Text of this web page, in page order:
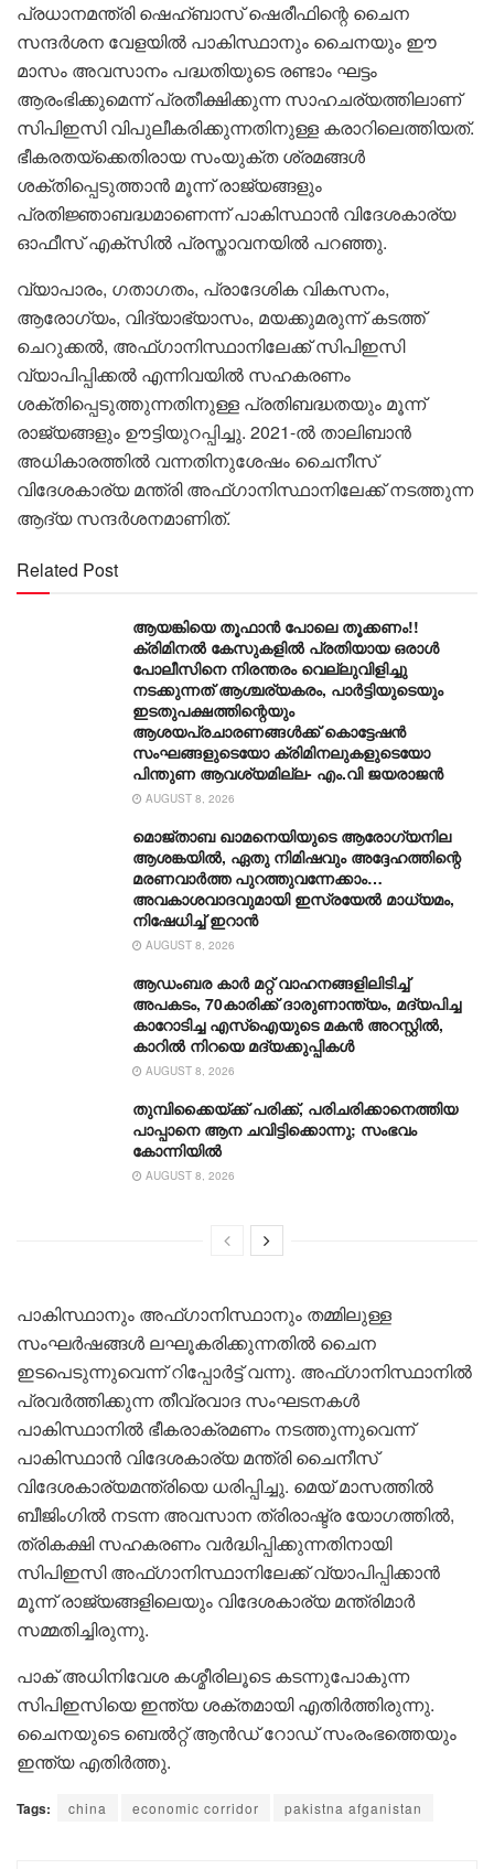
പ്രധാനമന്ത്രി ഷെഹ്ബാസ് ഷെരീഫിന്റെ ചൈന
സന്ദർശന വേളയിൽ പാകിസ്ഥാനും ചൈനയും ഈ
മാസം അവസാനം പദ്ധതിയുടെ രണ്ടാം ഘട്ടം
ആരംഭിക്കുമെന്ന് പ്രതീക്ഷിക്കുന്ന സാഹചര്യത്തിലാണ്
സിപിഇസി വിപുലീകരിക്കുന്നതിനുള്ള കരാറിലെത്തിയത്.
ഭീകരതയ്‌ക്കെതിരായ സംയുക്ത ശ്രമങ്ങൾ
ശക്തിപ്പെടുത്താൻ മൂന്ന് രാജ്യങ്ങളും
പ്രതിജ്ഞാബദ്ധമാണെന്ന് പാകിസ്ഥാൻ വിദേശകാര്യ
ഓഫീസ് എക്‌സിൽ പ്രസ്താവനയിൽ പറഞ്ഞു.
വ്യാപാരം, ഗതാഗതം, പ്രാദേശിക വികസനം,
ആരോഗ്യം, വിദ്യാഭ്യാസം, മയക്കുമരുന്ന് കടത്ത്
ചെറുക്കൽ, അഫ്ഗാനിസ്ഥാനിലേക്ക് സിപിഇസി
വ്യാപിപ്പിക്കൽ എന്നിവയിൽ സഹകരണം
ശക്തിപ്പെടുത്തുന്നതിനുള്ള പ്രതിബദ്ധതയും മൂന്ന്
രാജ്യങ്ങളും ഊട്ടിയുറപ്പിച്ചു. 2021-ൽ താലിബാൻ
അധികാരത്തിൽ വന്നതിനുശേഷം ചൈനീസ്
വിദേശകാര്യ മന്ത്രി അഫ്ഗാനിസ്ഥാനിലേക്ക് നടത്തുന്ന
ആദ്യ സന്ദർശനമാണിത്.
Related Post
ആയങ്കിയെ തൂഫാൻ പോലെ തൂക്കണം!!
ക്രിമിനൽ കേസുകളിൽ പ്രതിയായ ഒരാൾ
പോലീസിനെ നിരന്തരം വെല്ലുവിളിച്ചു
നടക്കുന്നത് ആശ്ചര്യകരം, പാർട്ടിയുടെയും
ഇടതുപക്ഷത്തിന്റെയും
ആശയപ്രചാരണങ്ങൾക്ക് കൊട്ടേഷൻ
സംഘങ്ങളുടെയോ ക്രിമിനലുകളുടെയോ
പിന്തുണ ആവശ്യമില്ല- എം.വി ജയരാജൻ
AUGUST 8, 2026
മൊജ്താബ ഖാമനെയിയുടെ ആരോ​ഗ്യനില
ആശങ്കയിൽ, ഏതു നിമിഷവും അദ്ദേഹത്തിന്റെ
മരണവാർത്ത പുറത്തുവന്നേക്കാം…
അവകാശവാദവുമായി ഇസ്രയേൽ മാധ്യമം,
നിഷേധിച്ച് ഇറാൻ
AUGUST 8, 2026
ആഡംബര കാര്‍ മറ്റ് വാഹനങ്ങളിലിടിച്ച്
അപകടം, 70കാരിക്ക് ദാരുണാന്ത്യം, മദ്യപിച്ച
കാറോടിച്ച എസ്ഐയുടെ മകന്‍ അറസ്റ്റില്‍,
കാറില്‍ നിറയെ മദ്യക്കുപ്പികള്‍
AUGUST 8, 2026
തുമ്പിക്കൈയ്ക്ക് പരിക്ക്, പരിചരിക്കാനെത്തിയ
പാപ്പാനെ ആന ചവിട്ടിക്കൊന്നു; സംഭവം
കോന്നിയിൽ
AUGUST 8, 2026
പാകിസ്ഥാനും അഫ്ഗാനിസ്ഥാനും തമ്മിലുള്ള
സംഘർഷങ്ങൾ ലഘൂകരിക്കുന്നതിൽ ചൈന
ഇടപെടുന്നുവെന്ന് റിപ്പോർട്ട് വന്നു. അഫ്ഗാനിസ്ഥാനിൽ
പ്രവർത്തിക്കുന്ന തീവ്രവാദ സംഘടനകൾ
പാകിസ്ഥാനിൽ ഭീകരാക്രമണം നടത്തുന്നുവെന്ന്
പാകിസ്ഥാൻ വിദേശകാര്യ മന്ത്രി ചൈനീസ്
വിദേശകാര്യമന്ത്രിയെ ധരിപ്പിച്ചു. മെയ് മാസത്തിൽ
ബീജിംഗിൽ നടന്ന അവസാന ത്രിരാഷ്ട്ര യോഗത്തിൽ,
ത്രികക്ഷി സഹകരണം വർദ്ധിപ്പിക്കുന്നതിനായി
സിപിഇസി അഫ്ഗാനിസ്ഥാനിലേക്ക് വ്യാപിപ്പിക്കാൻ
മൂന്ന് രാജ്യങ്ങളിലെയും വിദേശകാര്യ മന്ത്രിമാർ
സമ്മതിച്ചിരുന്നു.
പാക് അധിനിവേശ കശ്മീരിലൂടെ കടന്നുപോകുന്ന
സിപിഇസിയെ ഇന്ത്യ ശക്തമായി എതിർത്തിരുന്നു.
ചൈനയുടെ ബെൽറ്റ് ആൻഡ് റോഡ് സംരംഭത്തെയും
ഇന്ത്യ എതിർത്തു.
Tags: china economic corridor pakistna afganistan